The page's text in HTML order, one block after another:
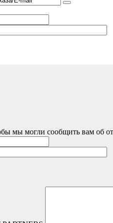
мы могли сообщить вам об